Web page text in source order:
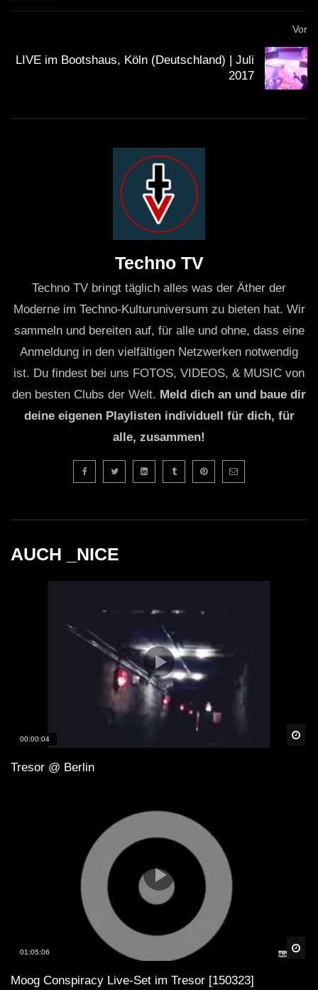
Vor
LIVE im Bootshaus, Köln (Deutschland) | Juli
2017
Techno TV
Techno TV bringt täglich alles was der Äther der
Moderne im Techno-Kulturuniversum zu bieten hat. Wir
sammeln und bereiten auf, für alle und ohne, dass eine
Anmeldung in den vielfältigen Netzwerken notwendig
ist. Du findest bei uns FOTOS, VIDEOS, & MUSIC von
den besten Clubs der Welt. Meld dich an und baue dir
deine eigenen Playlisten individuell für dich, für
alle, zusammen!
AUCH _NICE
00:00:04
Tresor @ Berlin
01:05:06
Moog Conspiracy Live-Set im Tresor [150323]